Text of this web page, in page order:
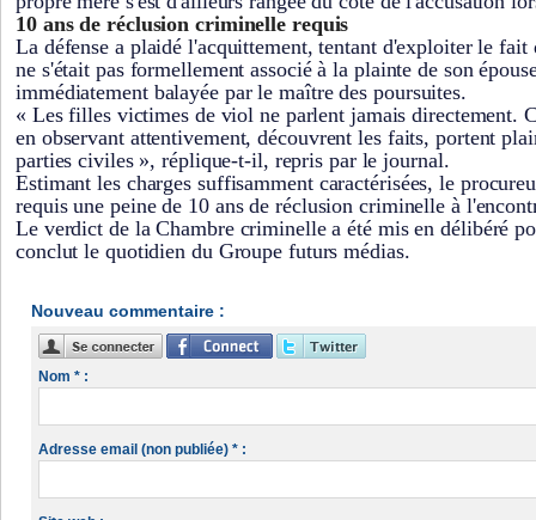
10 ans de réclusion criminelle requis
La défense a plaidé l'acquittement, tentant d'exploiter le
ne s'était pas formellement associé à la plainte de son
immédiatement balayée par le maître des poursuites.
« Les filles victimes de viol ne parlent jamais directement.
en observant attentivement, découvrent les faits, portent
parties civiles », réplique-t-il, repris par le journal.
Estimant les charges suffisamment caractérisées, le
requis une peine de 10 ans de réclusion criminelle à
Le verdict de la Chambre criminelle a été mis en délibéré
conclut le quotidien du Groupe futurs médias.
Nouveau commentaire :
Nom * :
Adresse email (non publiée) * :